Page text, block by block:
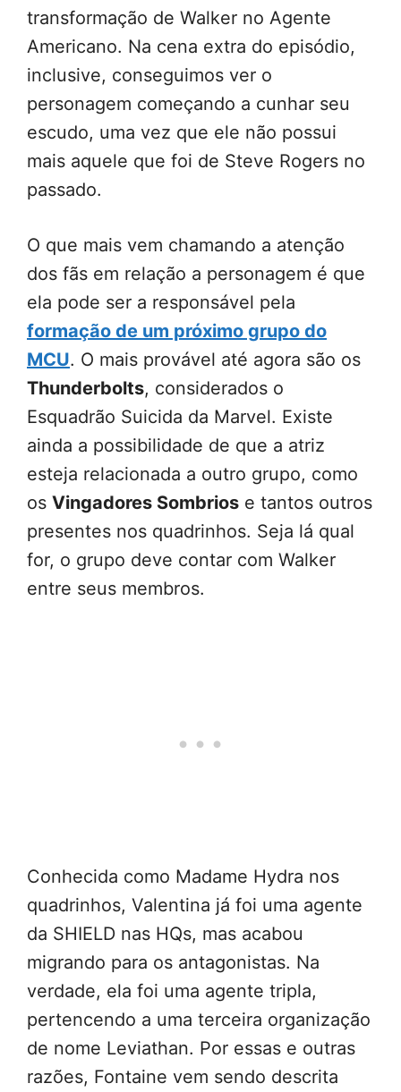
transformação de Walker no Agente
Americano. Na cena extra do episódio,
inclusive, conseguimos ver o
personagem começando a cunhar seu
escudo, uma vez que ele não possui
mais aquele que foi de Steve Rogers no
passado.
O que mais vem chamando a atenção
dos fãs em relação a personagem é que
ela pode ser a responsável pela
formação de um próximo grupo do
MCU. O mais provável até agora são os
Thunderbolts, considerados o
Esquadrão Suicida da Marvel. Existe
ainda a possibilidade de que a atriz
esteja relacionada a outro grupo, como
os Vingadores Sombrios e tantos outros
presentes nos quadrinhos. Seja lá qual
for, o grupo deve contar com Walker
entre seus membros.
Conhecida como Madame Hydra nos
quadrinhos, Valentina já foi uma agente
da SHIELD nas HQs, mas acabou
migrando para os antagonistas. Na
verdade, ela foi uma agente tripla,
pertencendo a uma terceira organização
de nome Leviathan. Por essas e outras
razões, Fontaine vem sendo descrita